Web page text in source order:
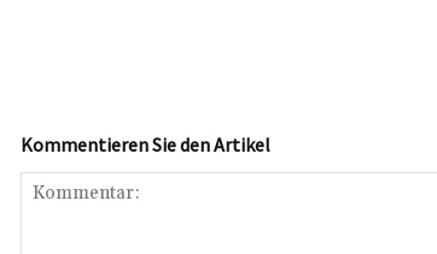
Kommentieren Sie den Artikel